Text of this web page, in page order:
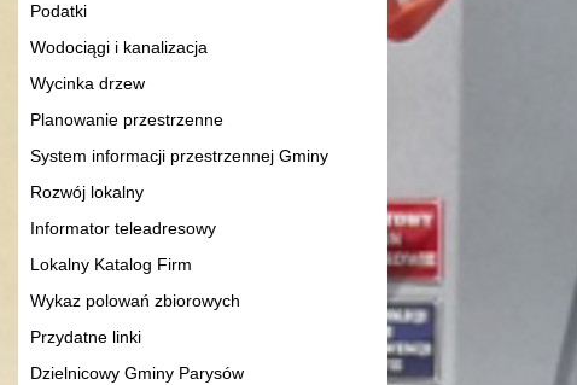
Podatki
Wodociągi i kanalizacja
Wycinka drzew
Planowanie przestrzenne
System informacji przestrzennej Gminy
Rozwój lokalny
Informator teleadresowy
Lokalny Katalog Firm
Wykaz polowań zbiorowych
Przydatne linki
Dzielnicowy Gminy Parysów